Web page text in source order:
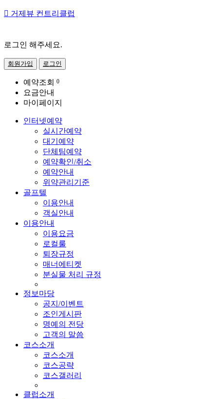
 거제뷰 컨트리클럽
로그인 해주세요.
회원가입 로그인
예약조회 0
요금안내
마이페이지
인터넷예약
실시간예약
대기예약
단체팀예약
예약확인/취소
예약안내
위약관리기준
골프텔
이용안내
객실안내
이용안내
이용요금
로컬룰
퇴장규정
매너에티켓
분실물 처리 규정
정보마당
공지/이벤트
조인게시판
명예의 전당
고객의 말씀
코스소개
코스소개
코스공략
코스갤러리
클럽소개